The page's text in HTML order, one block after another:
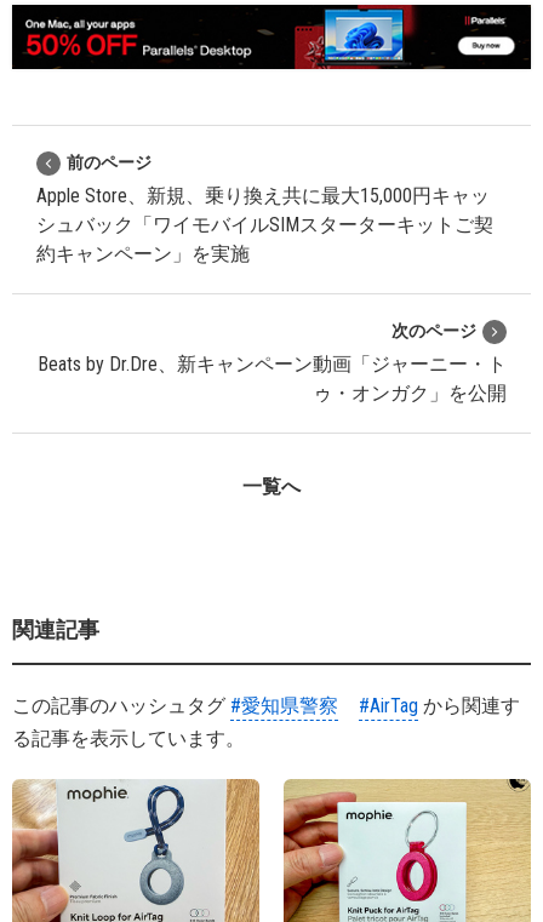
前のページ
Apple Store、新規、乗り換え共に最大15,000円キャッ
シュバック「ワイモバイルSIMスターターキットご契
約キャンペーン」を実施
次のページ
Beats by Dr.Dre、新キャンペーン動画「ジャーニー・ト
ゥ・オンガク」を公開
一覧へ
関連記事
この記事のハッシュタグ #愛知県警察 #AirTag から関連す
る記事を表示しています。